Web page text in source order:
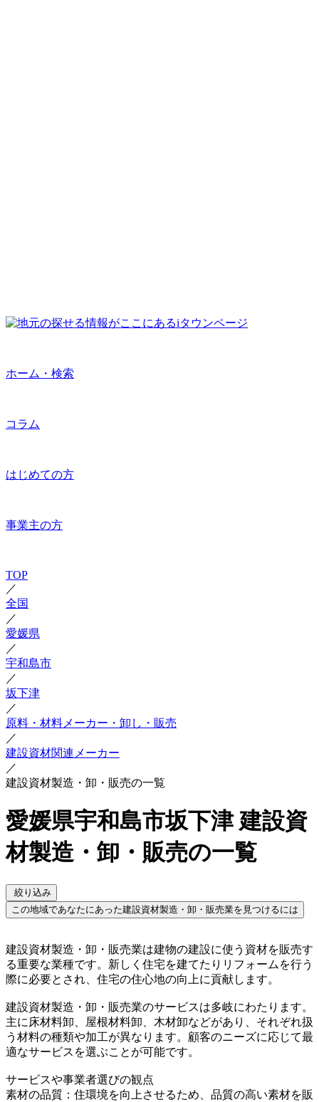
ホーム・検索
コラム
はじめての方
事業主の方
TOP
／
全国
／
愛媛県
／
宇和島市
／
坂下津
／
原料・材料メーカー・卸し・販売
／
建設資材関連メーカー
／
建設資材製造・卸・販売の一覧
愛媛県宇和島市坂下津 建設資
材製造・卸・販売の一覧
絞り込み
この地域であなたにあった建設資材製造・卸・販売業を見つけるには
建設資材製造・卸・販売業は建物の建設に使う資材を販売す
る重要な業種です。新しく住宅を建てたりリフォームを行う
際に必要とされ、住宅の住心地の向上に貢献します。
建設資材製造・卸・販売業のサービスは多岐にわたります。
主に床材料卸、屋根材料卸、木材卸などがあり、それぞれ扱
う材料の種類や加工が異なります。顧客のニーズに応じて最
適なサービスを選ぶことが可能です。
サービスや事業者選びの観点
素材の品質：住環境を向上させるため、品質の高い素材を販